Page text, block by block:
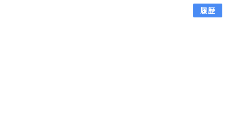
履歴